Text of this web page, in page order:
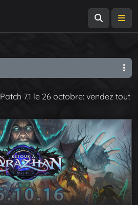
Patch 7.1 le 26 octobre: vendez tout